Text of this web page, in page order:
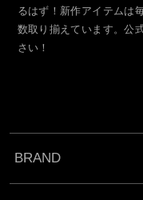
るはず！新作アイテムは
数取り揃えています。公
さい！
BRAND